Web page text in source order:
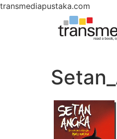
transmediapustaka.com